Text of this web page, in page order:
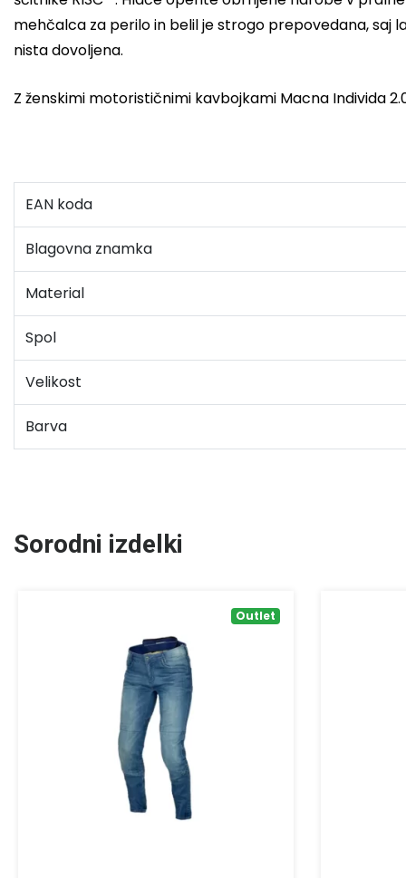
mehčalca za perilo in belil je strogo prepovedana, saj
nista dovoljena.
Z ženskimi motorističnimi kavbojkami Macna Individa
EAN koda
Blagovna znamka
Material
Spol
Velikost
Barva
Sorodni izdelki
Outlet